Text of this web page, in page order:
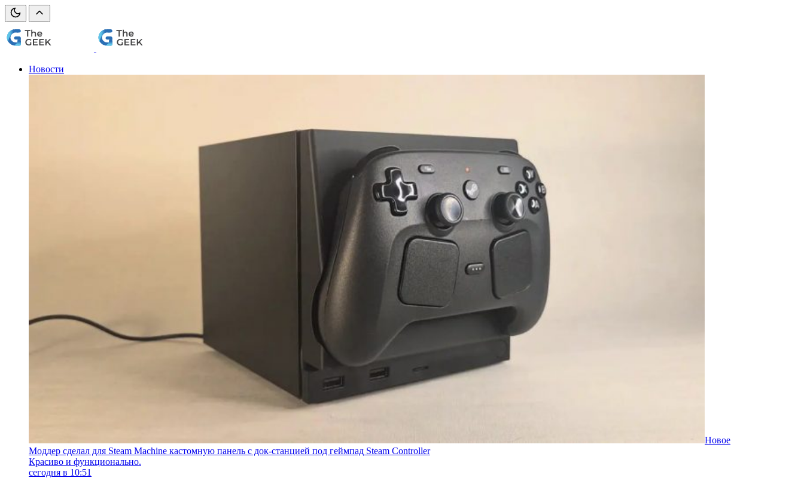
Новости
Новое
Моддер сделал для Steam Machine кастомную панель с док-станцией под геймпад Steam Controller
Красиво и функционально.
сегодня в 10:51